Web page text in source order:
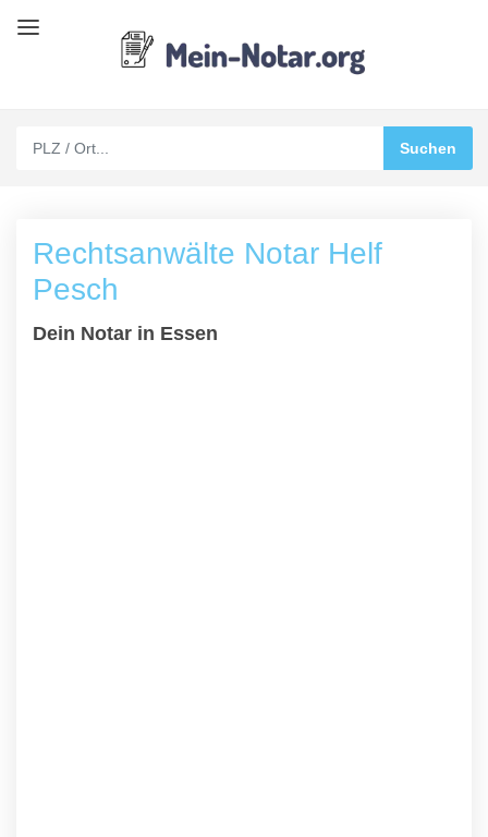
Rechtsanwälte Notar Helf
Pesch
Dein Notar in Essen